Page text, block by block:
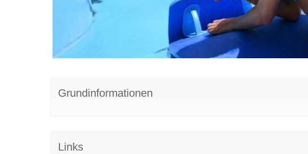
Grundinformationen
Links